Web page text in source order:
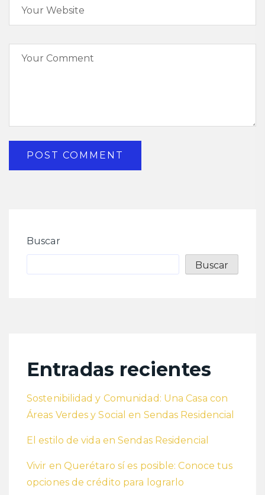
Buscar
Buscar
Entradas recientes
Sostenibilidad y Comunidad: Una Casa con
Áreas Verdes y Social en Sendas Residencial
El estilo de vida en Sendas Residencial
Vivir en Querétaro sí es posible: Conoce tus
opciones de crédito para lograrlo